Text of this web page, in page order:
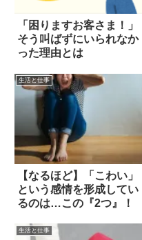
「困りますお客さま！」
そう叫ばずにいられなか
った理由とは
生活と仕事
【なるほど】「こわい」
という感情を形成してい
るのは…この『2つ』！
生活と仕事